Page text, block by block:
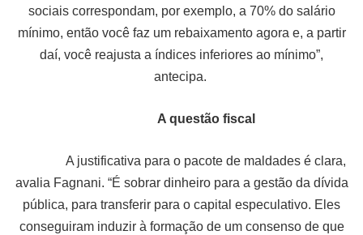
sociais correspondam, por exemplo, a 70% do salário
mínimo, então você faz um rebaixamento agora e, a partir
daí, você reajusta a índices inferiores ao mínimo”,
antecipa.
A questão fiscal
A justificativa para o pacote de maldades é clara,
avalia Fagnani. “É sobrar dinheiro para a gestão da dívida
pública, para transferir para o capital especulativo. Eles
conseguiram induzir à formação de um consenso de que